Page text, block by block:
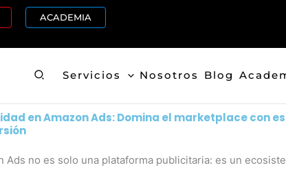
ACADEMIA
BuscarServicios Nosotros Blog
enAmazonAds:Domina el marketplace con
Ads no es solo una plataforma publicitaria: es un